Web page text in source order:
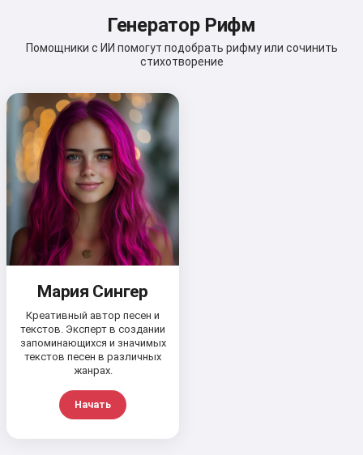
Генератор Рифм
Помощники с ИИ помогут подобрать рифму или сочинить
стихотворение
Мария Сингер
Креативный автор песен и
текстов. Эксперт в создании
запоминающихся и значимых
текстов песен в различных
жанрах.
Начать
Привет 👋
Я могу создавать песни, писать
стихи и поздравления 🥰